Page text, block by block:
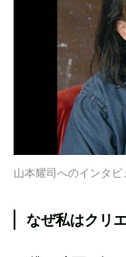
山本耀司へのインタビ
なぜ私はクリ